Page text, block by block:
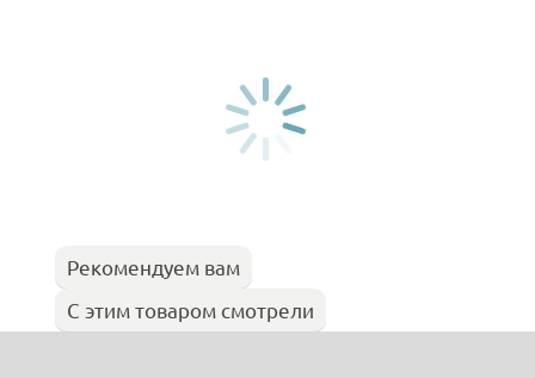
Рекомендуем вам
С этим товаром смотрели